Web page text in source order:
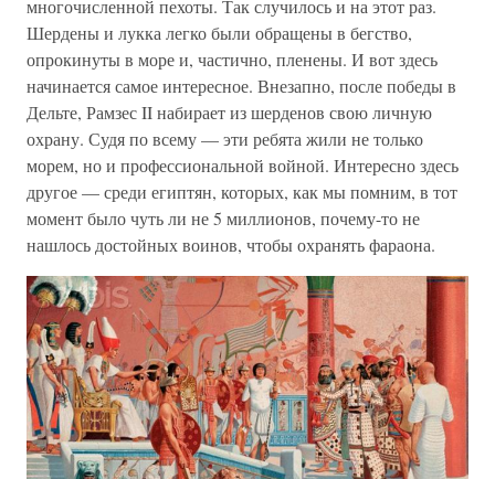
многочисленной пехоты. Так случилось и на этот раз.
Шердены и лукка легко были обращены в бегство,
опрокинуты в море и, частично, пленены. И вот здесь
начинается самое интересное. Внезапно, после победы в
Дельте, Рамзес II набирает из шерденов свою личную
охрану. Судя по всему — эти ребята жили не только
морем, но и профессиональной войной. Интересно здесь
другое — среди египтян, которых, как мы помним, в тот
момент было чуть ли не 5 миллионов, почему-то не
нашлось достойных воинов, чтобы охранять фараона.